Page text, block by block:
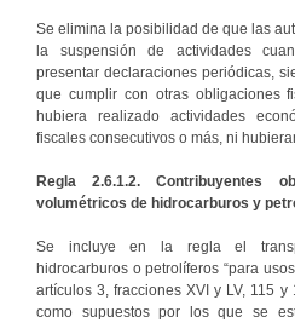
Se elimina la posibilidad de que las
la suspensión de actividades
presentar declaraciones periódicas,
que cumplir con otras obligaciones
hubiera realizado actividades
fiscales consecutivos o más, ni
Regla 2.6.1.2. Contribuyentes
volumétricos de hidrocarburos y
Se incluye en la regla el
hidrocarburos o petrolíferos “para
artículos 3, fracciones XVI y LV, 115
como supuestos por los que se